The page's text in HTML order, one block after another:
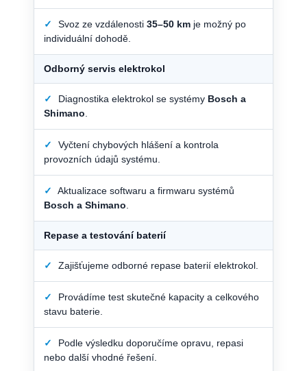
✓ Svoz ze vzdálenosti 35–50 km je možný po
individuální dohodě.
Odborný servis elektrokol
✓ Diagnostika elektrokol se systémy Bosch a
Shimano
✓
Vyčtení chybových hlášení a kontrola
provozních údajů systému.
✓
Aktualizace softwaru a firmwaru systémů
Bosch a Shimano
Repase a testování baterií
✓ Zajišťujeme odborné repase baterií elektrokol.
✓
Provádíme test skutečné kapacity a celkového
stavu baterie.
✓
Podle výsledku doporučíme opravu, repasi
nebo další vhodné řešení.